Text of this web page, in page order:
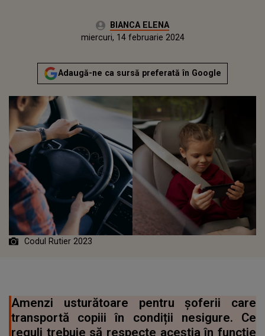
Autor:BIANCA ELENA
marți, 14 februarie 2023Actualizat:
miercuri, 14 februarie 2024
Adaugă-ne ca sursă preferată în Google
Codul Rutier 2023
Amenzi usturătoare pentru șoferii care
transportă copiii în condiții nesigure. Ce
reguli trebuie să respecte aceștia în funcție